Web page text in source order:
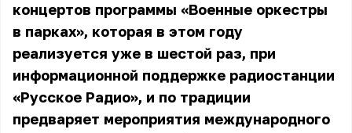
концертов программы «Военные оркестры
в парках», которая в этом году
реализуется уже в шестой раз, при
информационной поддержке радиостанции
«Русское Радио», и по традиции
предваряет мероприятия международного